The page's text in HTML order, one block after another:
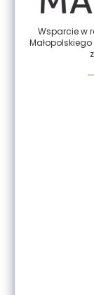
Wsparcie w